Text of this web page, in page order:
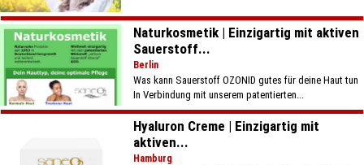
Naturkosmetik | Einzigartig mit aktiven
Sauerstoff...
Berlin
Was kann Sauerstoff OZONID gutes für deine Haut tun
In Verbindung mit unserem patentierten...
Hyaluron Creme | Einzigartig mit
aktiven...
Hamburg